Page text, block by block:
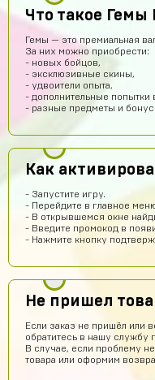
Что такое Гемы
Гемы — это премиальная
За них можно приобрести:
- новых бойцов,
- эксклюзивные скины,
- удвоители опыта,
- дополнительные попытки
- разные предметы и
Как
- Запустите игру.
- Перейдите в главное
- В открывшемся окне
- Введите промокод в
- Нажмите кнопку
Не пришел
Если заказ не пришёл или
обратитесь в нашу
В случае, если проблему
товара или оформим
Саша Соколов
Нет магаз не
ksgs
Хабиб Ашуров
Ку всем
Тамерлан Хамраев
Это рили рили
Геннадий Быков
Егор Воробьев
Как ввести
Игорь Волков
Тоооп